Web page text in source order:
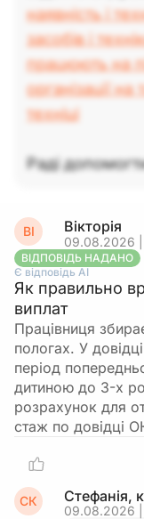
наявність і
засобів і
працюють на
організації
техніці
Раді
ВІ Вікторія
09.08.2026 |
ВІДПОВІДЬ НАДАНО
Є відповідь АІ
Як правильно
виплат
Працівниця
пологах. У
період
дитиною до 3-х
розрахунок для
стаж по довідці
СК Стефанія,
09.08.2026 |